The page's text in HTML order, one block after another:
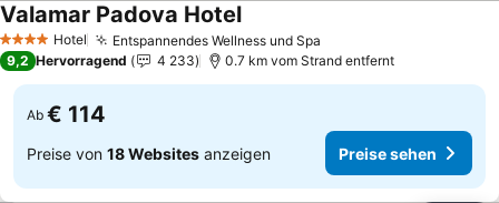
4 Sterne Hotel Entspannendes Wellness und Spa
Valamar Padova HotelPreise sehen
9,2 Hervorragend 4 233 0.7 km vom Strand entfernt
Ab € 114
Preise von 18 Websites anzeigen Preise sehen